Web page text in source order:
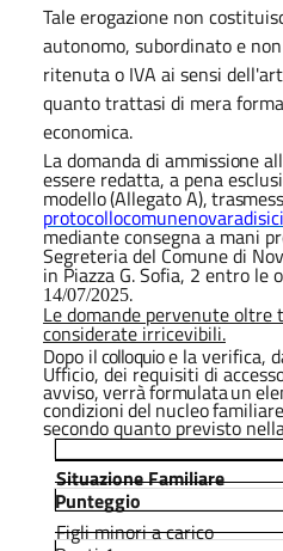
Tale erogazione non
autonomo, subordinato e
ritenuta o IVA ai sensi
quanto trattasi di mera
economica.
La domanda di ammissione
essere redatta, a pena
modello(AllegatoA),
mediante consegna a mani
Segreteria del Comune di
in Piazza G. Sofia, 2 entro le
14/07/2025.
Le domande pervenute
considerate irricevibili.
Dopo ilcolloquioe la verifica,
Ufficio, dei requisiti di
avviso,verràformulataun
condizionidel nucleofamiliare
secondo quanto previsto
Situazione Familiare
Punteggio
Figli minori a carico